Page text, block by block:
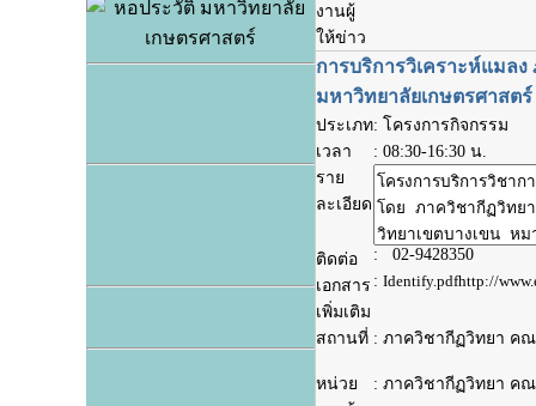
งานผู้
ให้ข่าว
การบริการวิเคราะห์แมล
มหาวิทยาลัยเกษตรศาสตร์
ประเภท: โครงการกิจกรรม
เวลา
: 08:30-16:30 น.
ราย
ละเอียด
ติดต่อ
: 02-9428350
เอกสาร
เพิ่มเติม
: Identify.pdfhttp://
สถานที่ : ภาควิชากีฏวิทยา คณ
หน่วย
: ภาควิชากีฏวิทยา คณ